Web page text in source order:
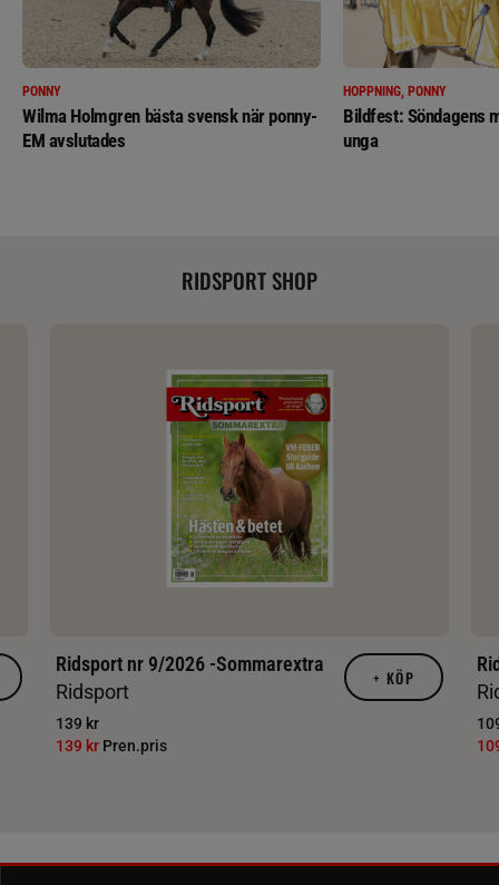
PONNY
Wilma Holmgren bästa svensk när ponny-
EM avslutades
HOPPNING, PONNY
Bildfest: Söndagens
unga
RIDSPORT SHOP
Ridsport nr 9/2026 -Sommarextra
Ridsport
139 kr
139 kr Pren.pris
+ KÖP